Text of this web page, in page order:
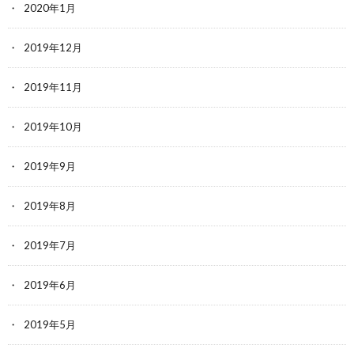
2020年1月
2019年12月
2019年11月
2019年10月
2019年9月
2019年8月
2019年7月
2019年6月
2019年5月